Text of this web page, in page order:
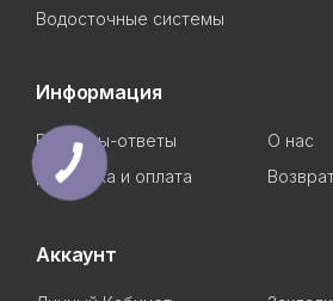
Водосточные системы
Информация
Вопросы-ответы
О нас
Доставка и оплата
Аккаунт